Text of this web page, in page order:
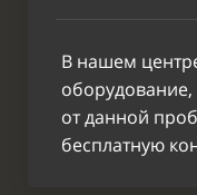
Депиляция
воском:
В нашем
от данной
бесплатную